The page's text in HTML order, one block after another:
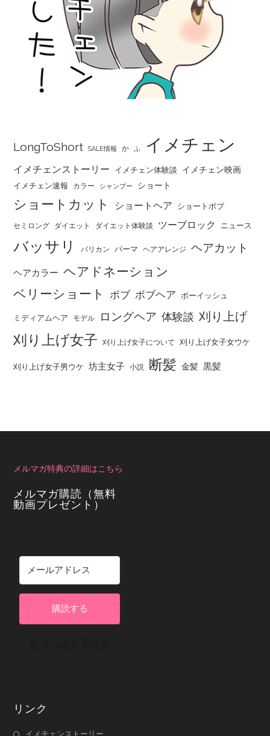
LongToShort SALE情報 か ふ イメチェン
イメチェンストーリー イメチェン体験談 イメチェン映画
イメチェン速報 カラー シャンプー ショート
ショートカット ショートヘア ショートボブ
セミロング ダイエット ダイエット体験談 ツーブロック ニュース
バッサリ バリカン パーマ ヘアアレンジ ヘアカット
ヘアカラー ヘアドネーション
ベリーショート
ボブ ボブヘア ボーイッシュ
ミディアムヘア モデル ロングヘア 体験談 刈り上げ
刈り上げ女子 刈り上げ女子について 刈り上げ女子女ウケ
刈り上げ女子男ウケ 坊主女子 小説 断髪 金髪 黒髪
メルマガ特典の詳細はこちら
メルマガ購読（無料
動画プレゼント）
購読する
リンク
イメチェンストーリー